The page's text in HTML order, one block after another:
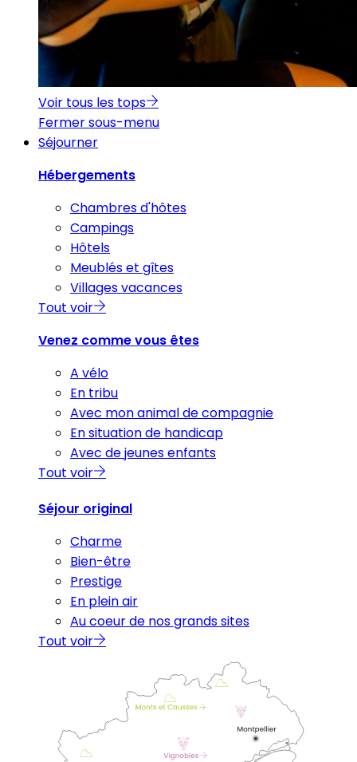
Voir tous les tops
Fermer sous-menu
Séjourner
Hébergements
Chambres d'hôtes
Campings
Hôtels
Meublés et gîtes
Villages vacances
Tout voir
Venez comme vous êtes
A vélo
En tribu
Avec mon animal de compagnie
En situation de handicap
Avec de jeunes enfants
Tout voir
Séjour original
Charme
Bien-être
Prestige
En plein air
Au coeur de nos grands sites
Tout voir